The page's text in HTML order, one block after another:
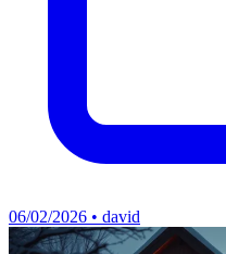
06/02/2026 • david